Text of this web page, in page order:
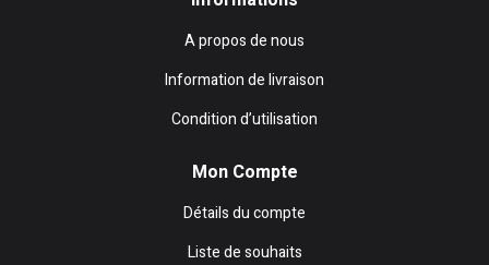
A propos de nous
Information de livraison
Condition d’utilisation
Mon Compte
Détails du compte
Liste de souhaits